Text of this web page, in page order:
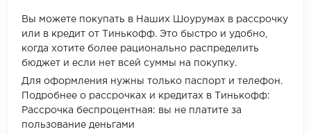
Вы можете покупать в Наших Шоурумах в рассрочку
или в кредит от Тинькофф. Это быстро и удобно,
когда хотите более рационально распределить
бюджет и если нет всей суммы на покупку.
Для оформления нужны только паспорт и телефон.
Подробнее о рассрочках и кредитах в Тинькофф:
Рассрочка беспроцентная: вы не платите за
пользование деньгами